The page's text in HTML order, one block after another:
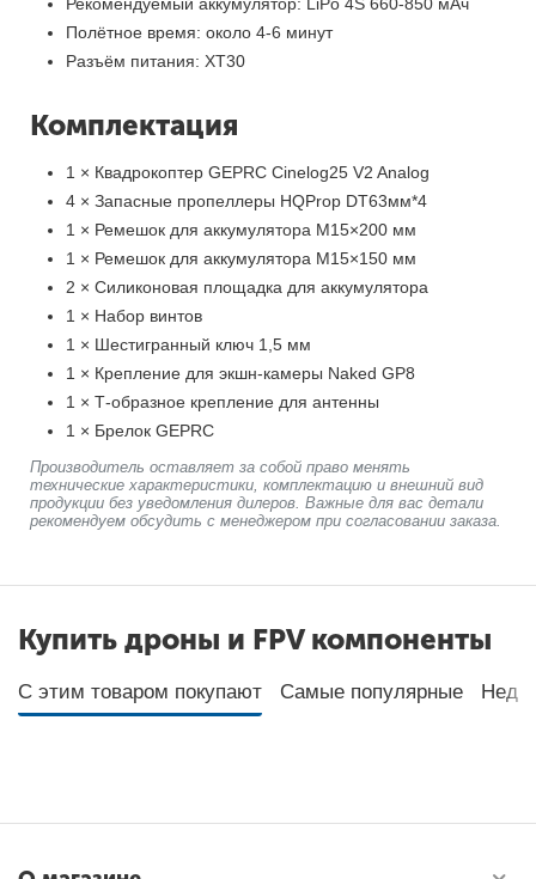
Полётное время: около 4-6 минут
Разъём питания: XT30
Комплектация
1 × Квадрокоптер GEPRC Cinelog25 V2 Analog
4 × Запасные пропеллеры HQProp DT63мм*4
1 × Ремешок для аккумулятора M15×200 мм
1 × Ремешок для аккумулятора M15×150 мм
2 × Силиконовая площадка для аккумулятора
1 × Набор винтов
1 × Шестигранный ключ 1,5 мм
1 × Крепление для экшн-камеры Naked GP8
1 × Т-образное крепление для антенны
1 × Брелок GEPRC
Производитель оставляет за собой право менять
технические характеристики, комплектацию и внешний вид
продукции без уведомления дилеров. Важные для вас детали
рекомендуем обсудить с менеджером при согласовании заказа.
Купить дроны и FPV компоненты
С этим товаром покупают Самые популярные